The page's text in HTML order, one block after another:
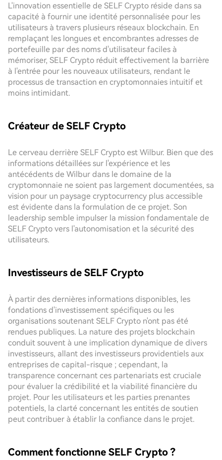
L'innovation essentielle de SELF Crypto réside dans sa
capacité à fournir une identité personnalisée pour les
utilisateurs à travers plusieurs réseaux blockchain. En
remplaçant les longues et encombrantes adresses de
portefeuille par des noms d'utilisateur faciles à
mémoriser, SELF Crypto réduit effectivement la barrière
à l'entrée pour les nouveaux utilisateurs, rendant le
processus de transaction en cryptomonnaies intuitif et
moins intimidant.
Créateur de SELF Crypto
Le cerveau derrière SELF Crypto est Wilbur. Bien que des
informations détaillées sur l'expérience et les
antécédents de Wilbur dans le domaine de la
cryptomonnaie ne soient pas largement documentées, sa
vision pour un paysage cryptocurrency plus accessible
est évidente dans la formulation de ce projet. Son
leadership semble impulser la mission fondamentale de
SELF Crypto vers l'autonomisation et la sécurité des
utilisateurs.
Investisseurs de SELF Crypto
À partir des dernières informations disponibles, les
fondations d'investissement spécifiques ou les
organisations soutenant SELF Crypto n'ont pas été
rendues publiques. La nature des projets blockchain
conduit souvent à une implication dynamique de divers
investisseurs, allant des investisseurs providentiels aux
entreprises de capital-risque ; cependant, la
transparence concernant ces partenariats est cruciale
pour évaluer la crédibilité et la viabilité financière du
projet. Pour les utilisateurs et les parties prenantes
potentiels, la clarté concernant les entités de soutien
peut contribuer à établir la confiance dans le projet.
Comment fonctionne SELF Crypto ?